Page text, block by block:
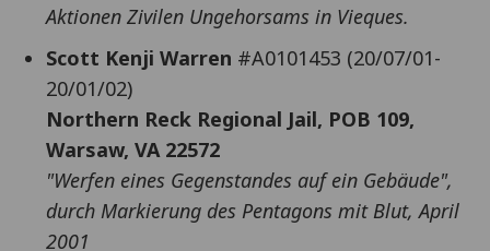
Aktionen Zivilen Ungehorsams in Vieques.
Scott Kenji Warren #A0101453 (20/07/01-
20/01/02)
Northern Reck Regional Jail, POB 109,
Warsaw, VA 22572
"Werfen eines Gegenstandes auf ein Gebäude",
durch Markierung des Pentagons mit Blut, April
2001